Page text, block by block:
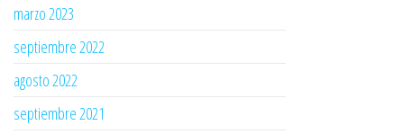
marzo 2023
septiembre 2022
agosto 2022
septiembre 2021